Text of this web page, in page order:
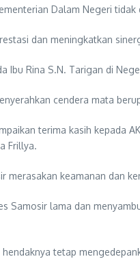
Dalam Negeri tidak
dan meningkatkan
Rina S.N. Tarigan di
cendera mata
terima kasih kepada
Frillya.
keamanan dan
Samosir lama dan
tetap